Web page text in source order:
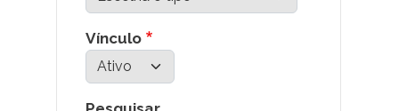
Vínculo